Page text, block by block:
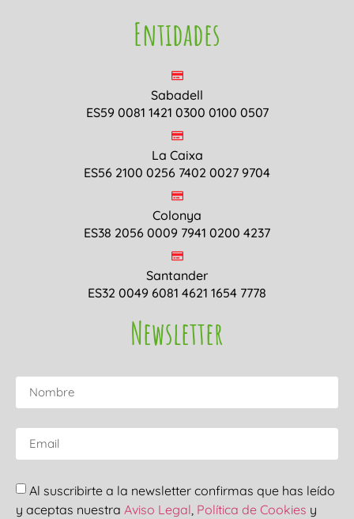
Entidades
Sabadell
ES59 0081 1421 0300 0100 0507
La Caixa
ES56 2100 0256 7402 0027 9704
Colonya
ES38 2056 0009 7941 0200 4237
Santander
ES32 0049 6081 4621 1654 7778
Newsletter
Al suscribirte a la newsletter confirmas que has leído
y aceptas nuestra Aviso Legal Política de Cookies y